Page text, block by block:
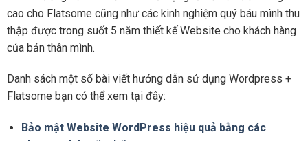
cao cho Flatsome cũng như các kinh nghiệm quý báu mình thu
thập được trong suốt 5 năm thiết kế Website cho khách hàng
của bản thân mình.
Danh sách một số bài viết hướng dẫn sử dụng Wordpress +
Flatsome bạn có thể xem tại đây:
Bảo mật Website WordPress hiệu quả bằng các